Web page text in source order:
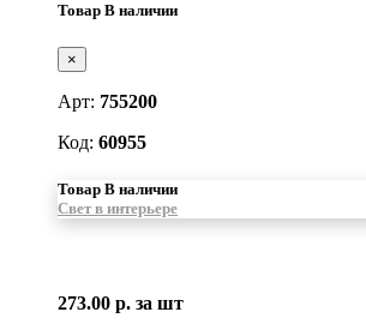
Товар В наличии
×
Арт: 755200
Код: 60955
Товар В наличии
Свет в интерьере
273.00 р. за шт